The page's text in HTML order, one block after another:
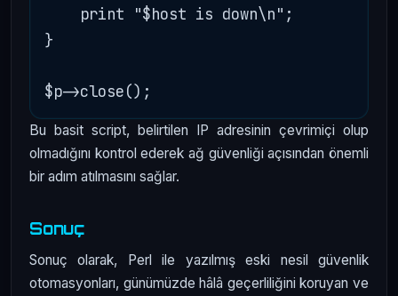
    print "$host is down\n";
}
Bu basit script, belirtilen IP adresinin çevrimiçi olup
olmadığını kontrol ederek ağ güvenliği açısından önemli
bir adım atılmasını sağlar.
Sonuç
Sonuç olarak, Perl ile yazılmış eski nesil güvenlik
otomasyonları, günümüzde hâlâ geçerliliğini koruyan ve